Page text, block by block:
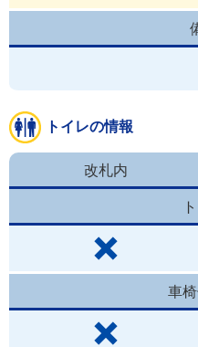
トイレの情報
改札内
車